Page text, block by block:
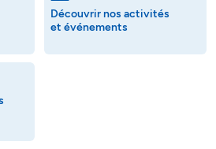
Découvrir nos activités
et événements